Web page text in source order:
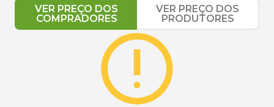
VER PREÇO DOS
COMPRADORES
VER PREÇO DOS
PRODUTORES